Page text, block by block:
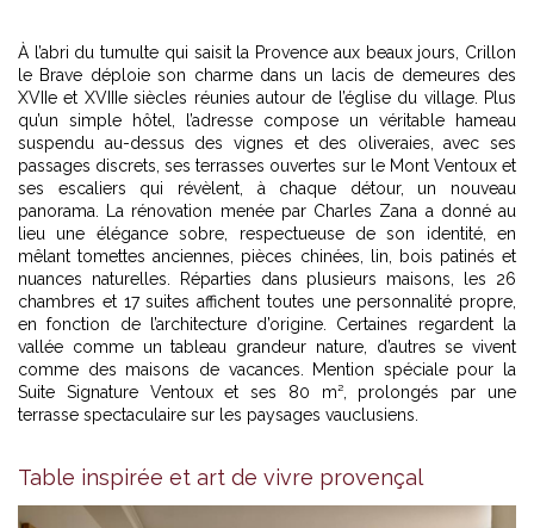
À l’abri du tumulte qui saisit la Provence aux beaux jours, Crillon
le Brave déploie son charme dans un lacis de demeures des
XVIIe et XVIIIe siècles réunies autour de l’église du village. Plus
qu’un simple hôtel, l’adresse compose un véritable hameau
suspendu au-dessus des vignes et des oliveraies, avec ses
passages discrets, ses terrasses ouvertes sur le Mont Ventoux et
ses escaliers qui révèlent, à chaque détour, un nouveau
panorama. La rénovation menée par Charles Zana a donné au
lieu une élégance sobre, respectueuse de son identité, en
mêlant tomettes anciennes, pièces chinées, lin, bois patinés et
nuances naturelles. Réparties dans plusieurs maisons, les 26
chambres et 17 suites affichent toutes une personnalité propre,
en fonction de l’architecture d’origine. Certaines regardent la
vallée comme un tableau grandeur nature, d’autres se vivent
comme des maisons de vacances. Mention spéciale pour la
Suite Signature Ventoux et ses 80 m², prolongés par une
terrasse spectaculaire sur les paysages vauclusiens.
Table inspirée et art de vivre provençal